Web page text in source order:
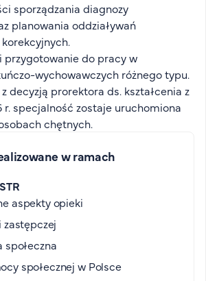
sporządzania diagnozy
planowania oddziaływań
przygotowanie do pracy w
wychowawczych różnego typu.
decyzją prorektora ds. kształcenia z
r. specjalność zostaje uruchomiona
chętnych.
w ramach
aspekty opieki
zastępczej
społecznej w Polsce